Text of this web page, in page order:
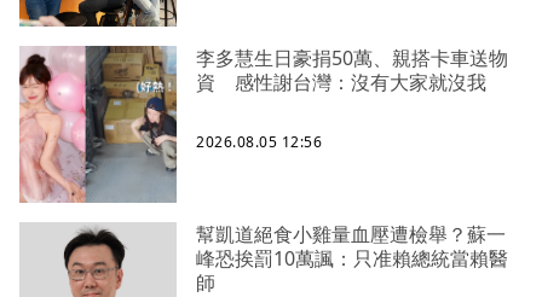
李多慧生日豪捐50萬、親搭卡車送物
資 感性謝台灣：沒有大家就沒我
2026.08.05 12:56
幫凱道絕食小雞量血壓遭檢舉？蘇一
峰恐挨罰10萬諷：只准賴總統當賴醫
師